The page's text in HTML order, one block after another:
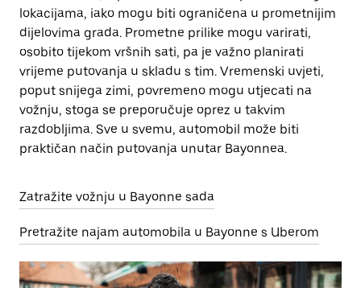
lokacijama, iako mogu biti ograničena u prometnijim
dijelovima grada. Prometne prilike mogu varirati,
osobito tijekom vršnih sati, pa je važno planirati
vrijeme putovanja u skladu s tim. Vremenski uvjeti,
poput snijega zimi, povremeno mogu utjecati na
vožnju, stoga se preporučuje oprez u takvim
razdobljima. Sve u svemu, automobil može biti
praktičan način putovanja unutar Bayonnea.
Zatražite vožnju u Bayonne sada
Pretražite najam automobila u Bayonne s Uberom